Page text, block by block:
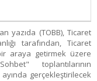
yazıda (TOBB), Ticaret
tarafından, Ticaret
araya getirmek üzere
toplantılarının
gerçekleştirilecek